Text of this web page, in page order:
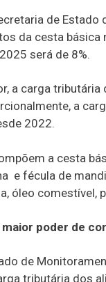
de
da cesta básica
será de 8%.
a carga
a
2022.
a cesta
e fécula de
óleo comestível,
poder de
de
tributária dos